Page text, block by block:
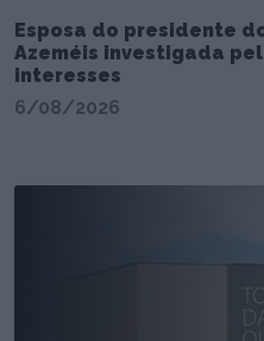
Esposa do presidente
Azeméis investigada
interesses
6/08/2026